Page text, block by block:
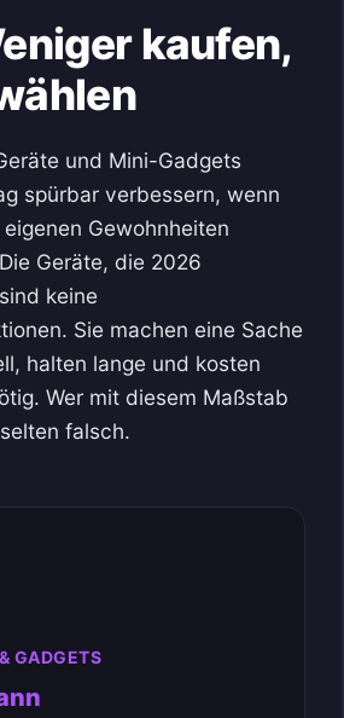
kaufen,
und Mini-Gadgets
spürbar verbessern, wenn
Gewohnheiten
Geräte, die 2026
keine
Sie machen eine Sache
halten lange und kosten
Wer mit diesem Maßstab
falsch.
GADGETS